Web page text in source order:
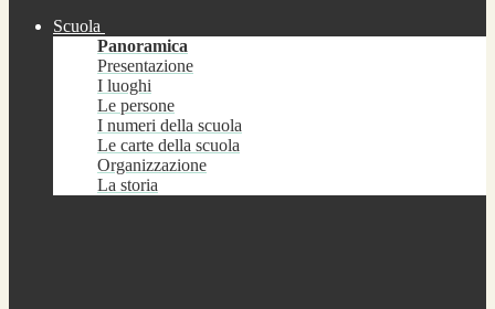
Scuola
Panoramica
Presentazione
I luoghi
Le persone
I numeri della scuola
Le carte della scuola
Organizzazione
La storia